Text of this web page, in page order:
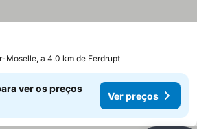
Moselle, a 4.0 km de Ferdrupt
ver os preços
Ver preços